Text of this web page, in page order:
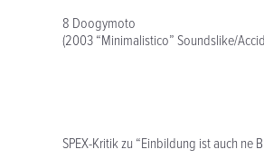
8 Doogymoto
(2003 “Minimalistico” Soundslike/
SPEX-Kritik zu “Einbildung ist auch ne